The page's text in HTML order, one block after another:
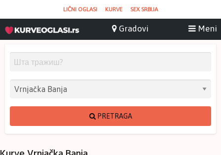
LIČNI OGLASI KURVE SEX SRBIJA
PRETRAGA